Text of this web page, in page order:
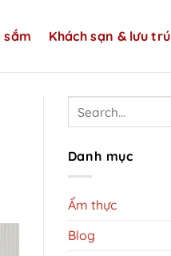
sắm Khách sạn & lưu trú
Danh mục
Ẩm thực
Blog